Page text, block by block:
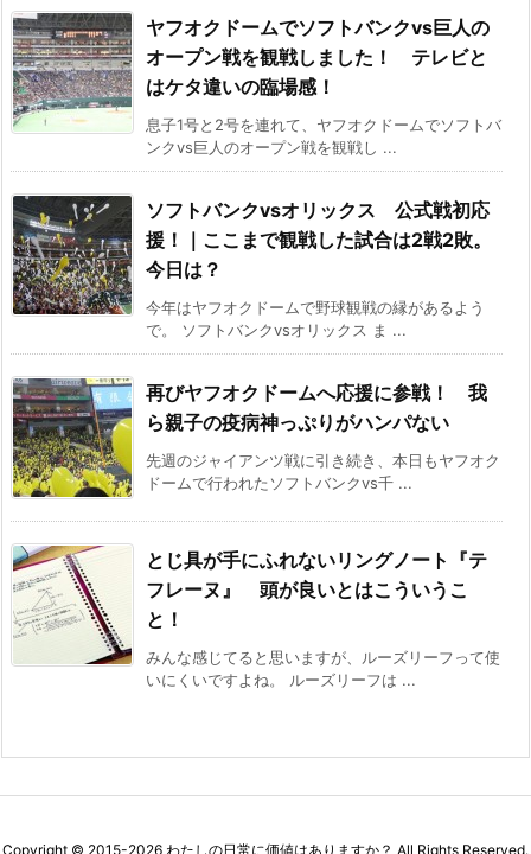
ヤフオクドームでソフトバンクvs巨人の
オープン戦を観戦しました！ テレビと
はケタ違いの臨場感！
息子1号と2号を連れて、ヤフオクドームでソフトバ
ンクvs巨人のオープン戦を観戦し ...
ソフトバンクvsオリックス 公式戦初応
援！｜ここまで観戦した試合は2戦2敗。
今日は？
今年はヤフオクドームで野球観戦の縁があるよう
で。 ソフトバンクvsオリックス ま ...
再びヤフオクドームへ応援に参戦！ 我
ら親子の疫病神っぷりがハンパない
先週のジャイアンツ戦に引き続き、本日もヤフオク
ドームで行われたソフトバンクvs千 ...
とじ具が手にふれないリングノート『テ
フレーヌ』 頭が良いとはこういうこ
と！
みんな感じてると思いますが、ルーズリーフって使
いにくいですよね。 ルーズリーフは ...
Copyright © 2015-2026 わたしの日常に価値はありますか？ All Rights Reserved.